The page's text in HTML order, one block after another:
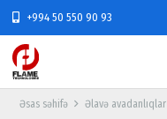
+994 50 550 90 93
Əsas səhifə Əlavə avadanlıqlar